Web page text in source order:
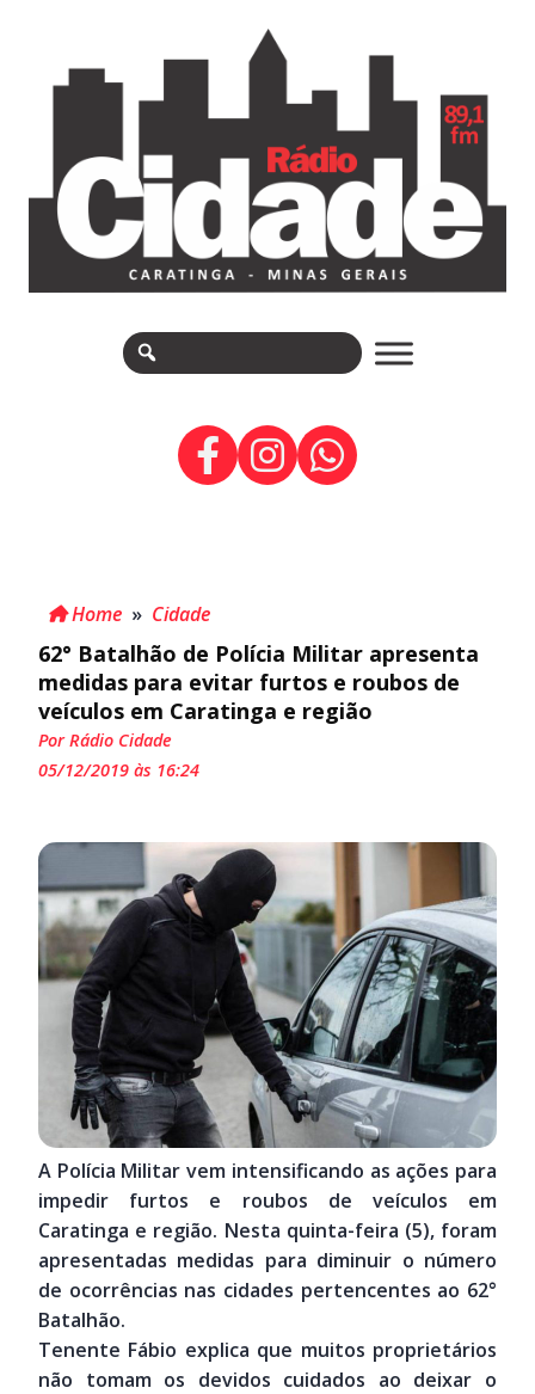
Home » Cidade
62° Batalhão de Polícia Militar apresenta
medidas para evitar furtos e roubos de
veículos em Caratinga e região
Por Rádio Cidade
05/12/2019 às 16:24
A Polícia Militar vem intensificando as ações para
impedir furtos e roubos de veículos em
Caratinga e região. Nesta quinta-feira (5), foram
apresentadas medidas para diminuir o número
de ocorrências nas cidades pertencentes ao 62°
Batalhão.
Tenente Fábio explica que muitos proprietários
não tomam os devidos cuidados ao deixar o